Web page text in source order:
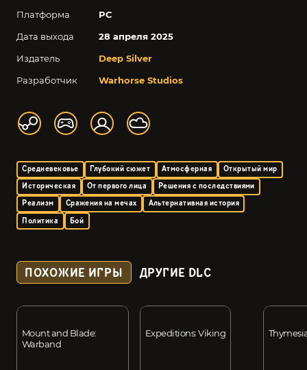
Платформа
PC
Дата выхода
28 апреля 2025
Издатель
Deep Silver
Разработчик
Warhorse Studios
Средневековье Глубокий сюжет Атмосферная
Открытый мир
Историческая
От первого лица
Решения с последствиями
Реализм
Сражения на мечах
Альтернативная история
Политика
Бой
ПОХОЖИЕ ИГРЫ ДРУГИЕ DLC
Mount and Blade:
Warband
Expeditions: Viking